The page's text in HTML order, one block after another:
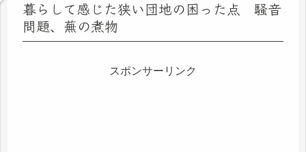
暮らして感じた狭い団地の困った点 騒音
問題、蕪の煮物
スポンサーリンク